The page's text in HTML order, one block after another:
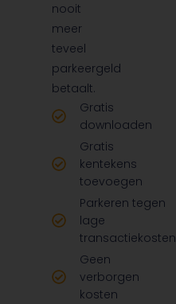
nooit
meer
teveel
parkeergeld
betaalt.
Gratis
downloaden
Gratis
kentekens
toevoegen
Parkeren tegen
lage
transactiekosten
Geen
verborgen
kosten